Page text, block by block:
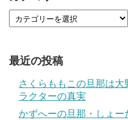
最近の投稿
さくらももこの旦那は
ラクターの真実
かずへーの旦那・しょ